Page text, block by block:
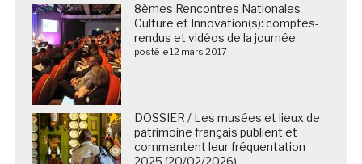
8èmes Rencontres Nationales
Culture et Innovation(s): comptes-
rendus et vidéos de la journée
posté le 12 mars 2017
DOSSIER / Les musées et lieux de
patrimoine français publient et
commentent leur fréquentation
2025 (20/02/2026)